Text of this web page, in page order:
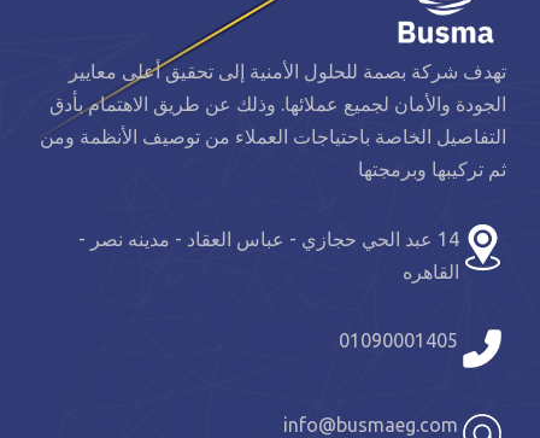
14 عبد الحي حجازي - عباس العقاد - مدينه نصر -
القاهره
01090001405
info@busmaeg.com
تهدف شركة بصمة للحلول الأمنية إلى تحقيق أعلى معايير
الجودة والأمان لجميع عملائها. وذلك عن طريق الاهتمام بأدق
التفاصيل الخاصة باحتياجات العملاء من توصيف الأنظمة ومن
ثم تركيبها وبرمجتها